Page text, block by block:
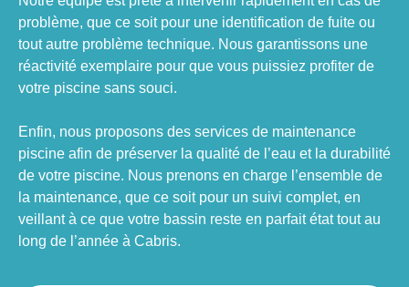
problème, que ce soit pour une identification de fuite ou
tout autre problème technique. Nous garantissons une
réactivité exemplaire pour que vous puissiez profiter de
votre piscine sans souci.
Enfin, nous proposons des services de maintenance
piscine afin de préserver la qualité de l’eau et la durabilité
de votre piscine. Nous prenons en charge l’ensemble de
la maintenance, que ce soit pour un suivi complet, en
veillant à ce que votre bassin reste en parfait état tout au
long de l’année à Cabris.